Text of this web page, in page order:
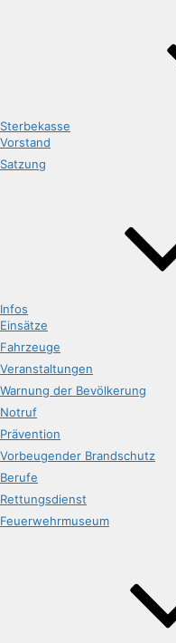
Sterbekasse
Vorstand
Satzung
Infos
Einsätze
Fahrzeuge
Veranstaltungen
Warnung der Bevölkerung
Notruf
Prävention
Vorbeugender Brandschutz
Berufe
Rettungsdienst
Feuerwehrmuseum